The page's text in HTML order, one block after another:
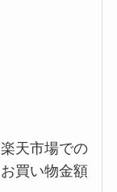
楽天市場での
お買い物金額